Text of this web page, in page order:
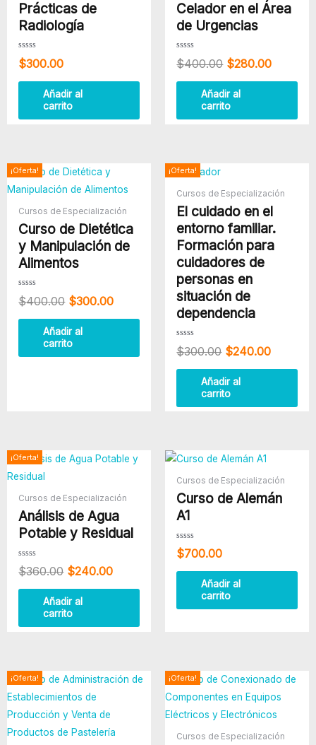
Prácticas de
Radiología
Valorado
con
de
$300.00
Añadir al
carrito
Celador en el Área
de Urgencias
Valorado
con
de
$400.00 $280.00
Añadir al
carrito
¡Oferta!
Cursos de Especialización
Curso de Dietética
y Manipulación de
Alimentos
Valorado
con
de
$400.00
El
precio
original
era:
$400.00.
$300.00
precio
actual
es:
$300.00.
Añadir al
carrito
¡Oferta!
Cursos de Especialización
El cuidado en el
entorno familiar.
Formación para
cuidadores de
personas en
situación de
dependencia
Valorado
con
de
$300.00
original
era:
$300.00.
$240.00
actual
Añadir al
carrito
¡Oferta!
Cursos de Especialización
Análisis de Agua
Potable y Residual
Valorado
con
de
$360.00
El
era:
$360.00.
$240.00
El
es:
$240.00.
Añadir al
carrito
Cursos de Especialización
Curso de Alemán
A1
Valorado
con
de
$700.00
Añadir al
carrito
¡Oferta!
El
precio
era:
$400.00.
El
$250.00.
¡Oferta!
Cursos de Especialización
El
precio
original
era:
$500.00.
El
precio
es: